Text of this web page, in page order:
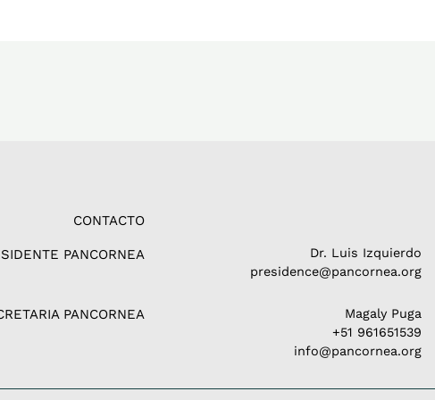
CONTACTO
PANCORNEA
PANCORNEA
Dr. Luis Izquierdo
presidence@pancornea.org
Magaly Puga
+51 961651539
info@pancornea.org